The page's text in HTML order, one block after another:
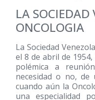
LA SOCIEDAD
ONCOLOGIA
La Sociedad
el 8 de abril de
polémica a
necesidad o no, de
cuando aún la
una especialidad